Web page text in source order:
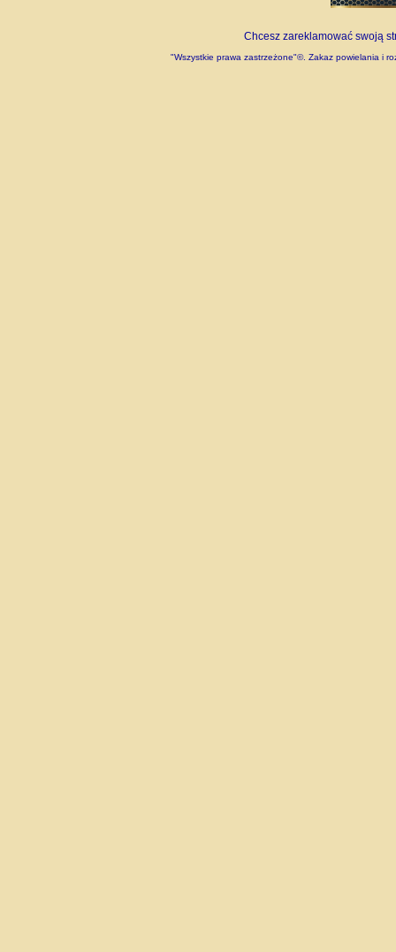
Chcesz zareklamować swoją
"Wszystkie prawa zastrzeżone"©. Zakaz powielania i